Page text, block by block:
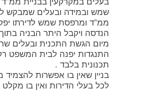
שמש ובמידה ובעלים שמבקש
ממ”ד ומרפסת שמש לדירתו
מיום הגשת התכנית ובעלים
התנגדות יפנה לבית המשפט
תכנונית בלבד .
בניין שאין בו אפשרות להצמיד
לכל בעלי הדירות ואין בו